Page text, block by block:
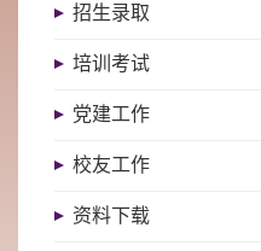
招生录取
培训考试
党建工作
校友工作
资料下载